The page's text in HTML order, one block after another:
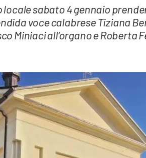
sabato 4 gennaio
voce calabrese Tiziana
Miniaci all’organo e Roberta